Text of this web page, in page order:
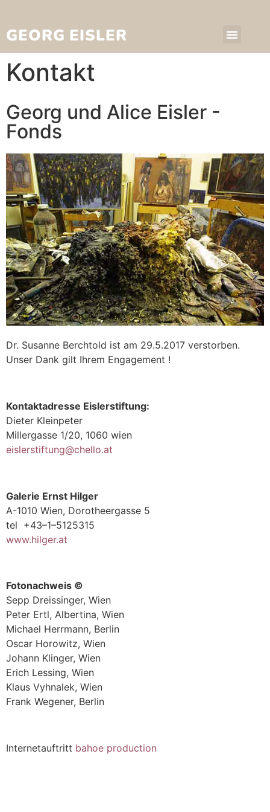
GEORG EISLER
Kontakt
Georg und Alice Eisler -
Fonds
Dr. Susanne Berchtold ist am 29.5.2017 verstorben.
Unser Dank gilt Ihrem Engagement !
Kontaktadresse Eislerstiftung:
Dieter Kleinpeter
Millergasse 1/20, 1060 wien
eislerstiftung@chello.at
Galerie Ernst Hilger
A-1010 Wien, Dorotheergasse 5
tel +43–1–5125315
www.hilger.at
Fotonachweis ©
Sepp Dreissinger, Wien
Peter Ertl, Albertina, Wien
Michael Herrmann, Berlin
Oscar Horowitz, Wien
Johann Klinger, Wien
Erich Lessing, Wien
Klaus Vyhnalek, Wien
Frank Wegener, Berlin
Internetauftritt bahoe production